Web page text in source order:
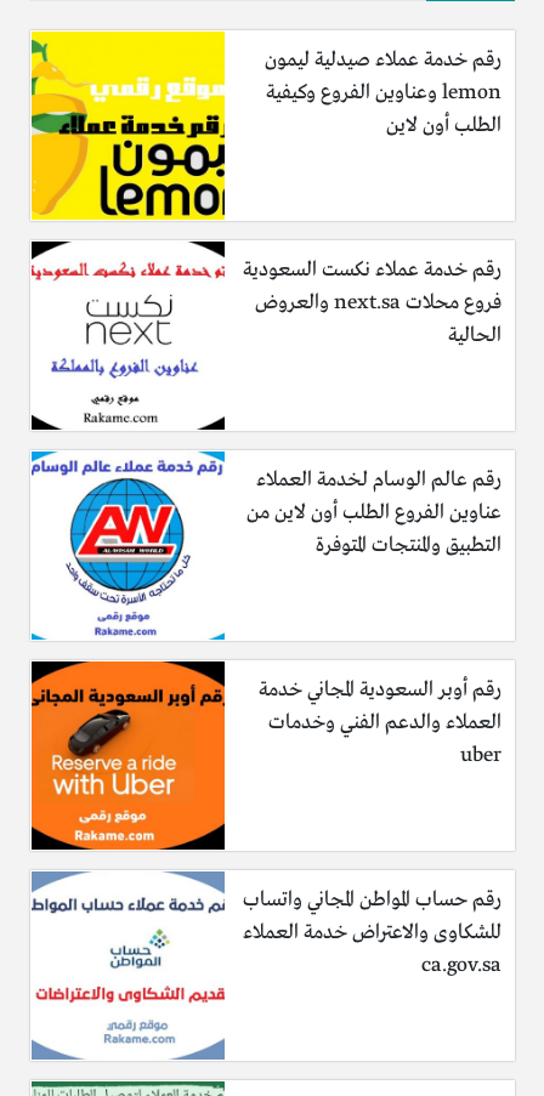
رقم خدمة عملاء صيدلية ليمون
lemon وعناوين الفروع وكيفية
الطلب أون لاين
رقم خدمة عملاء نكست السعودية
فروع محلات next.sa والعروض
الحالية
رقم عالم الوسام لخدمة العملاء
عناوين الفروع الطلب أون لاين من
التطبيق والمنتجات المتوفرة
رقم أوبر السعودية المجاني خدمة
العملاء والدعم الفني وخدمات
uber
رقم حساب المواطن المجاني واتساب
للشكاوى والاعتراض خدمة العملاء
ca.gov.sa